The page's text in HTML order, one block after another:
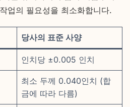
업의 필요성을 최소화합니다.
당사의 표준 사양
인치당 ±0.005 인치
최소 두께 0.040인치 (합
금에 따라 다름)